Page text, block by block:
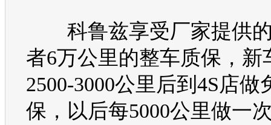
科鲁兹享受厂家提供
者6万公里的整车质保，新
2500-3000公里后到4S店做
保，以后每5000公里做一